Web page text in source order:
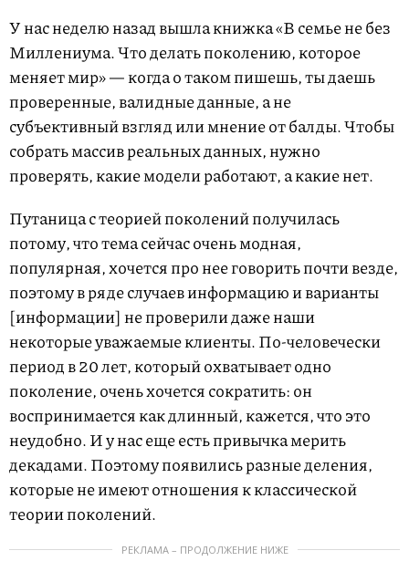
У нас неделю назад вышла книжка «В семье не без
Миллениума. Что делать поколению, которое
меняет мир» — когда о таком пишешь, ты даешь
проверенные, валидные данные, а не
субъективный взгляд или мнение от балды. Чтобы
собрать массив реальных данных, нужно
проверять, какие модели работают, а какие нет.
Путаница с теорией поколений получилась
потому, что тема сейчас очень модная,
популярная, хочется про нее говорить почти везде,
поэтому в ряде случаев информацию и варианты
[информации] не проверили даже наши
некоторые уважаемые клиенты. По-человечески
период в 20 лет, который охватывает одно
поколение, очень хочется сократить: он
воспринимается как длинный, кажется, что это
неудобно. И у нас еще есть привычка мерить
декадами. Поэтому появились разные деления,
которые не имеют отношения к классической
теории поколений.
РЕКЛАМА – ПРОДОЛЖЕНИЕ НИЖЕ